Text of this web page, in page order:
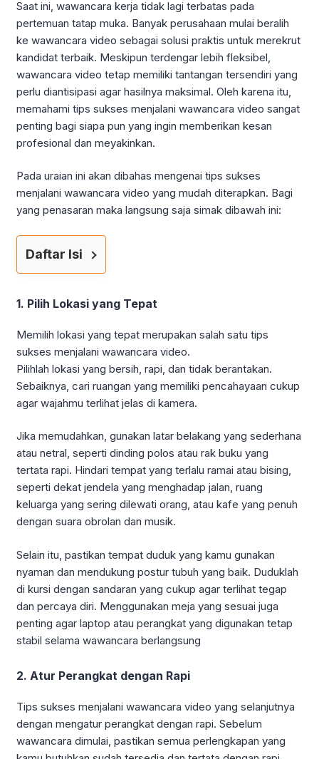
Saat ini, wawancara kerja tidak lagi terbatas pada
pertemuan tatap muka. Banyak perusahaan mulai beralih
ke wawancara video sebagai solusi praktis untuk merekrut
kandidat terbaik. Meskipun terdengar lebih fleksibel,
wawancara video tetap memiliki tantangan tersendiri yang
perlu diantisipasi agar hasilnya maksimal. Oleh karena itu,
memahami tips sukses menjalani wawancara video sangat
penting bagi siapa pun yang ingin memberikan kesan
profesional dan meyakinkan.
Pada uraian ini akan dibahas mengenai tips sukses
menjalani wawancara video yang mudah diterapkan. Bagi
yang penasaran maka langsung saja simak dibawah ini:
Daftar Isi
1. Pilih Lokasi yang Tepat
Memilih lokasi yang tepat merupakan salah satu tips
sukses menjalani wawancara video.
Pilihlah lokasi yang bersih, rapi, dan tidak berantakan.
Sebaiknya, cari ruangan yang memiliki pencahayaan cukup
agar wajahmu terlihat jelas di kamera.
Jika memudahkan, gunakan latar belakang yang sederhana
atau netral, seperti dinding polos atau rak buku yang
tertata rapi. Hindari tempat yang terlalu ramai atau bising,
seperti dekat jendela yang menghadap jalan, ruang
keluarga yang sering dilewati orang, atau kafe yang penuh
dengan suara obrolan dan musik.
Selain itu, pastikan tempat duduk yang kamu gunakan
nyaman dan mendukung postur tubuh yang baik. Duduklah
di kursi dengan sandaran yang cukup agar terlihat tegap
dan percaya diri. Menggunakan meja yang sesuai juga
penting agar laptop atau perangkat yang digunakan tetap
stabil selama wawancara berlangsung
2. Atur Perangkat dengan Rapi
Tips sukses menjalani wawancara video yang selanjutnya
dengan mengatur perangkat dengan rapi. Sebelum
wawancara dimulai, pastikan semua perlengkapan yang